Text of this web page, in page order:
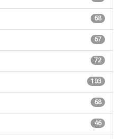
68
67
72
103
68
46